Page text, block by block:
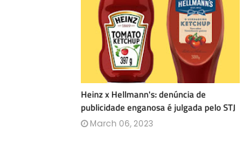
Heinz x Hellmann's: denúncia de
publicidade enganosa é julgada pelo STJ
March 06, 2023